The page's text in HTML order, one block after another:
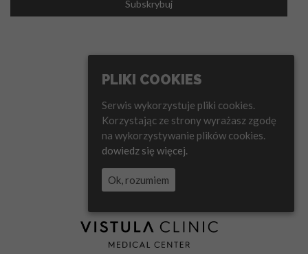
PLIKI COOKIES
Serwis wykorzystuje pliki cookies.
Korzystając ze strony wyrażasz zgodę
na wykorzystywanie plików cookies.
dowiedz się więcej.
Ok, rozumiem